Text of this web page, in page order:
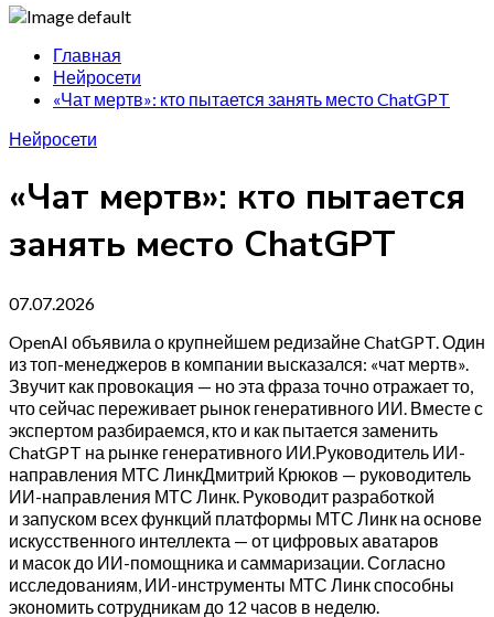
Главная
Нейросети
«Чат мертв»: кто пытается занять место ChatGPT
Нейросети
«Чат мертв»: кто пытается
занять место ChatGPT
07.07.2026
OpenAI объявила о крупнейшем редизайне ChatGPT. Один
из топ-менеджеров в компании высказался: «чат мертв».
Звучит как провокация — но эта фраза точно отражает то,
что сейчас переживает рынок генеративного ИИ. Вместе с
экспертом разбираемся, кто и как пытается заменить
ChatGPT на рынке генеративного ИИ.Руководитель ИИ-
направления МТС ЛинкДмитрий Крюков — руководитель
ИИ-направления МТС Линк. Руководит разработкой
и запуском всех функций платформы МТС Линк на основе
искусственного интеллекта — от цифровых аватаров
и масок до ИИ-помощника и саммаризации. Согласно
исследованиям, ИИ-инструменты МТС Линк способны
экономить сотрудникам до 12 часов в неделю.